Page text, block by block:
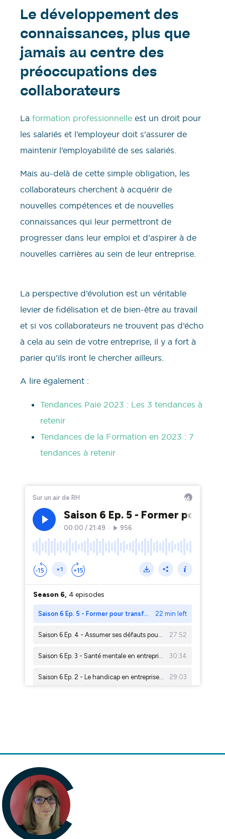
Le développement des
connaissances, plus que
jamais au centre des
préoccupations des
collaborateurs
La formation professionnelle est un droit pour
les salariés et l’employeur doit s’assurer de
maintenir l’employabilité de ses salariés.
Mais au-delà de cette simple obligation, les
collaborateurs cherchent à acquérir de
nouvelles compétences et de nouvelles
connaissances qui leur permettront de
progresser dans leur emploi et d’aspirer à de
nouvelles carrières au sein de leur entreprise.
La perspective d’évolution est un véritable
levier de fidélisation et de bien-être au travail
et si vos collaborateurs ne trouvent pas d’écho
à cela au sein de votre entreprise, il y a fort à
parier qu’ils iront le chercher ailleurs.
A lire également :
Tendances Paie 2023 : Les 3 tendances à
retenir
Tendances de la Formation en 2023 : 7
tendances à retenir